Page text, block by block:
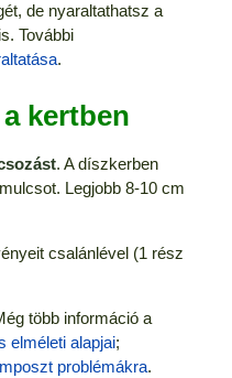
de nyaraltathatsz a
További
.
kertben
. A díszkerben
Legjobb 8-10 cm
csalánlével (1 rész
több információ a
elméleti alapjai;
problémákra.